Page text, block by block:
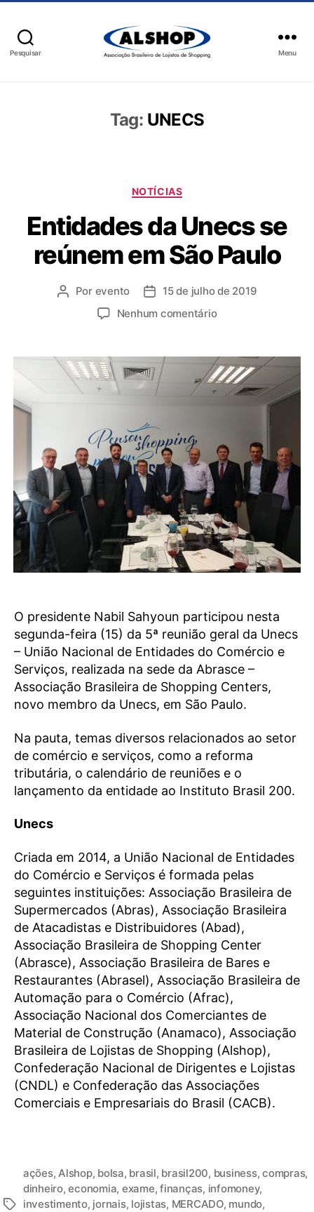
Pesquisar Menu
Tag: UNECS
NOTÍCIAS
Entidades da Unecs se
reúnem em São Paulo
Por evento
15 de julho de 2019
Nenhum comentário
O presidente Nabil Sahyoun participou nesta
segunda-feira (15) da 5ª reunião geral da Unecs
– União Nacional de Entidades do Comércio e
Serviços, realizada na sede da Abrasce –
Associação Brasileira de Shopping Centers,
novo membro da Unecs, em São Paulo.
Na pauta, temas diversos relacionados ao setor
de comércio e serviços, como a reforma
tributária, o calendário de reuniões e o
lançamento da entidade ao Instituto Brasil 200.
Unecs
Criada em 2014, a União Nacional de Entidades
do Comércio e Serviços é formada pelas
seguintes instituições: Associação Brasileira de
Supermercados (Abras), Associação Brasileira
de Atacadistas e Distribuidores (Abad),
Associação Brasileira de Shopping Center
(Abrasce), Associação Brasileira de Bares e
Restaurantes (Abrasel), Associação Brasileira de
Automação para o Comércio (Afrac),
Associação Nacional dos Comerciantes de
Material de Construção (Anamaco), Associação
Brasileira de Lojistas de Shopping (Alshop),
Confederação Nacional de Dirigentes e Lojistas
(CNDL) e Confederação das Associações
Comerciais e Empresariais do Brasil (CACB).
ações,Alshop, bolsa, brasil, brasil200, business,compras,
dinheiro,economia, exame,finanças, infomoney,
investimento, jornais, lojistas, MERCADO, mundo,